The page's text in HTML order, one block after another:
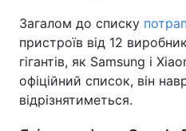
Здоров'я
Цікавинки
Загалом до списку
пристроїв від 12
гігантів, як Samsung і
офіційний список, він
відрізнятиметься.